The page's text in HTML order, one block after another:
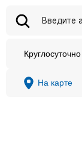
Круглосуточно
На карте